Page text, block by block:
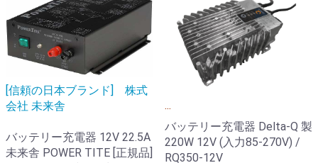
[信頼の日本ブランド] 株式
会社 未来舎
バッテリー充電器 12V 22.5A
未来舎 POWER TITE [正規品]
...
バッテリー充電器 Delta-Q 製
220W 12V (入力85-270V) /
RQ350-12V